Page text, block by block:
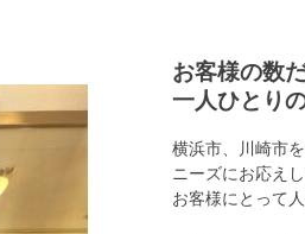
お客様の数
一人ひとり
横浜市、川崎市
ニーズにお応え
お客様にとって